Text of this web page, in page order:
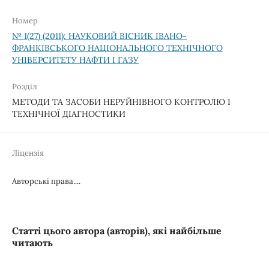
Номер
№ 1(27) (2011): НАУКОВИЙ ВІСНИК ІВАНО-
ФРАНКІВСЬКОГО НАЦІОНАЛЬНОГО ТЕХНІЧНОГО
УНІВЕРСИТЕТУ НАФТИ І ГАЗУ
Розділ
МЕТОДИ ТА ЗАСОБИ НЕРУЙНІВНОГО КОНТРОЛЮ І
ТЕХНІЧНОЇ ДІАГНОСТИКИ
Ліцензія
Авторські права....
Статті цього автора (авторів), які найбільше
читають